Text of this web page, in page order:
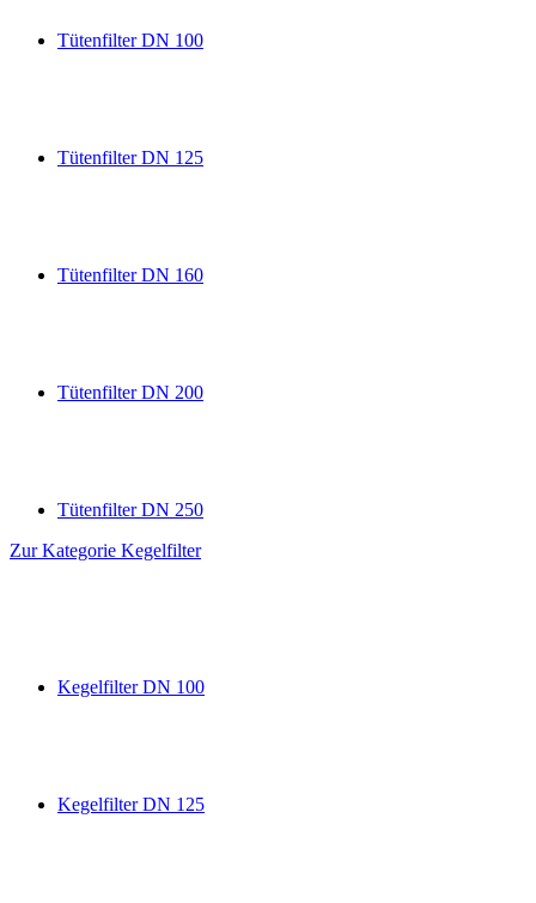
Tütenfilter DN 100
Tütenfilter DN 125
Tütenfilter DN 160
Tütenfilter DN 200
Tütenfilter DN 250
Zur Kategorie Kegelfilter
Kegelfilter DN 100
Kegelfilter DN 125